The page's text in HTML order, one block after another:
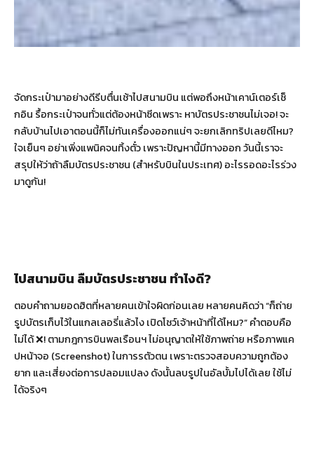
จัดกระเป๋ามาอย่างดีรีบตื่นเช้าไปสนามบิน แต่พอถึงหน้าเคาน์เตอร์เช็
กอิน รื้อกระเป๋าจนทั่วแต่ต้องหน้าซีดเพราะ หาบัตรประชาชนไม่เจอ! จะ
กลับบ้านไปเอาตอนนี้ก็ไม่ทันเครื่องออกแน่ๆ จะยกเลิกทริปเลยดีไหม?
ใจเย็นๆ อย่าเพิ่งแพนิคจนทิ้งตั๋ว เพราะปัญหานี้มีทางออก วันนี้เราจะ
สรุปให้ว่าถ้าลืมบัตรประชาชน (สำหรับบินในประเทศ) อะไรรอดอะไรร่วง
มาดูกัน!
ไปสนามบิน ลืมบัตรประชาชน ทำไงดี?
ตอบคำถามยอดฮิตที่หลายคนเข้าใจผิดก่อนเลย หลายคนคิดว่า “ก็ถ่าย
รูปบัตรเก็บไว้ในแกลเลอรี่แล้วไง เปิดโชว์เจ้าหน้าที่ได้ไหม?” คำตอบคือ
ไม่ได้ ❌! ตามกฎการบินพลเรือนฯ ไม่อนุญาตให้ใช้ภาพถ่าย หรือภาพแค
ปหน้าจอ (Screenshot) ในการรตัวตน เพราะตรวจสอบความถูกต้อง
ยาก และเสี่ยงต่อการปลอมแปลง ดังนั้นลบรูปในอัลบั้มไปได้เลย ใช้ไม่
ได้จริงๆ